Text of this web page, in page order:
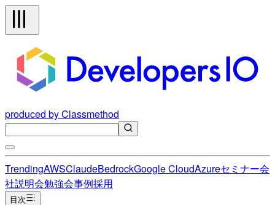
produced by Classmethod
TrendingAWSClaudeBedrockGoogle CloudAzureセミナー会
社説明会勉強会事例採用
目次